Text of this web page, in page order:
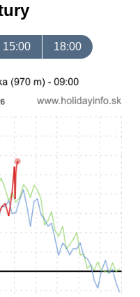
15:00 18:00